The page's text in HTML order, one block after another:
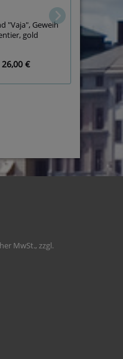
"Vaja", Geweih
gold
26,00 €
MwSt., zzgl.